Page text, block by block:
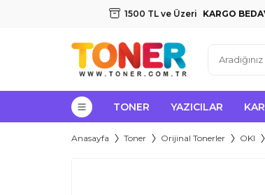
1500 TL ve Üzeri KARGO
TONER YAZICILAR
Anasayfa Toner Orijinal Tonerler OKI